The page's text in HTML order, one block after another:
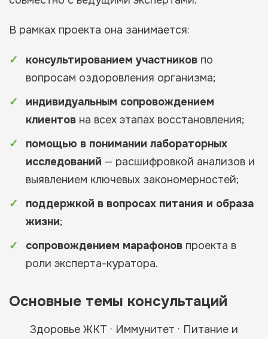
В рамках проекта она занимается:
консультированием участников по
вопросам оздоровления организма;
индивидуальным сопровождением
клиентов на всех этапах восстановления;
помощью в понимании лабораторных
исследований — расшифровкой анализов и
выявлением ключевых закономерностей;
поддержкой в вопросах питания и образа
жизни;
сопровождением марафонов проекта в
роли эксперта-куратора.
Основные темы консультаций
Здоровье ЖКТ · Иммунитет · Питание и